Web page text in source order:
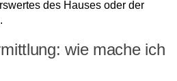
des Hauses oder der
wie mache ich